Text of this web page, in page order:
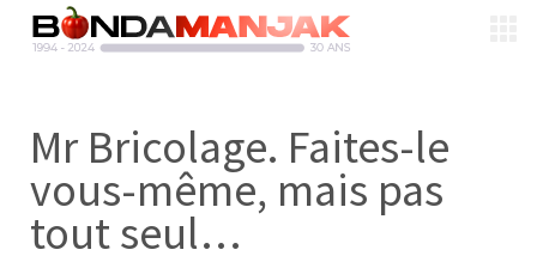
Mr Bricolage. Faites-le
vous-même, mais pas
tout seul…